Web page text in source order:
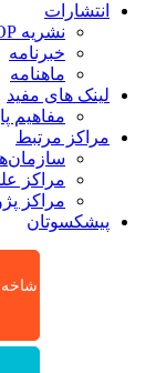
انتشارات
نشریه IJOP
خبرنامه
ماهنامه
لینک های مفید
مفاهیم پایه
مراکز مرتبط
سازمان‌ها
مراکز
مراکز
پیشکسوتان